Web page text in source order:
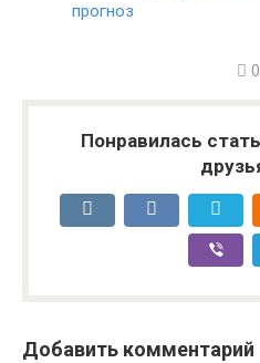
прогноз
0
Понравилась
Добавить комментарий